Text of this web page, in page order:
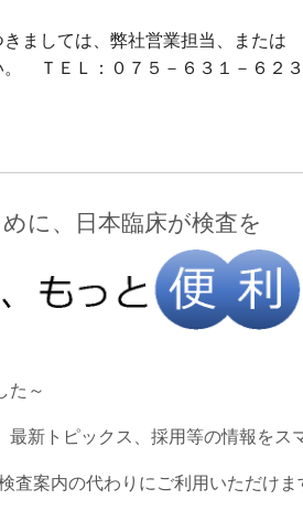
ましては、弊社営業担当、または
ＴＥＬ：０７５－６３１－６２
に、日本臨床が検査を
た～
最新トピックス、採用等の情報をス
査案内の代わりにご利用いただけま